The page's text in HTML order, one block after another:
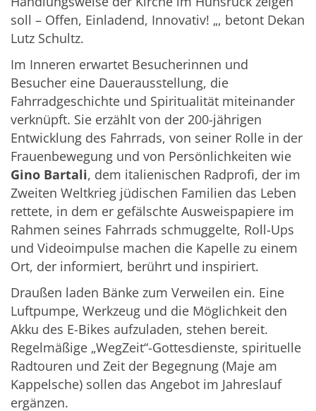
soll – Offen, Einladend, Innovativ! „, betont Dekan
Lutz Schultz.
Im Inneren erwartet Besucherinnen und
Besucher eine Dauerausstellung, die
Fahrradgeschichte und Spiritualität miteinander
verknüpft. Sie erzählt von der 200-jährigen
Entwicklung des Fahrrads, von seiner Rolle in der
Frauenbewegung und von Persönlichkeiten wie
Gino Bartali, dem italienischen Radprofi, der im
Zweiten Weltkrieg jüdischen Familien das Leben
rettete, in dem er gefälschte Ausweispapiere im
Rahmen seines Fahrrads schmuggelte, Roll-Ups
und Videoimpulse machen die Kapelle zu einem
Ort, der informiert, berührt und inspiriert.
Draußen laden Bänke zum Verweilen ein. Eine
Luftpumpe, Werkzeug und die Möglichkeit den
Akku des E-Bikes aufzuladen, stehen bereit.
Regelmäßige „WegZeit“-Gottesdienste, spirituelle
Radtouren und Zeit der Begegnung (Maje am
Kappelsche) sollen das Angebot im Jahreslauf
ergänzen.